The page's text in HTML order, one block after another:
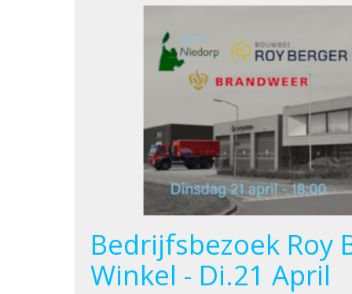
Bedrijfsbezoek Roy
Winkel - Di.21 April